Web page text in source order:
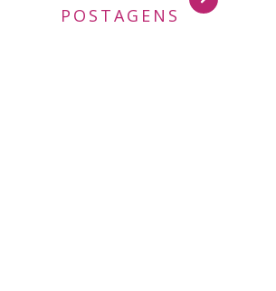
POSTAGENS